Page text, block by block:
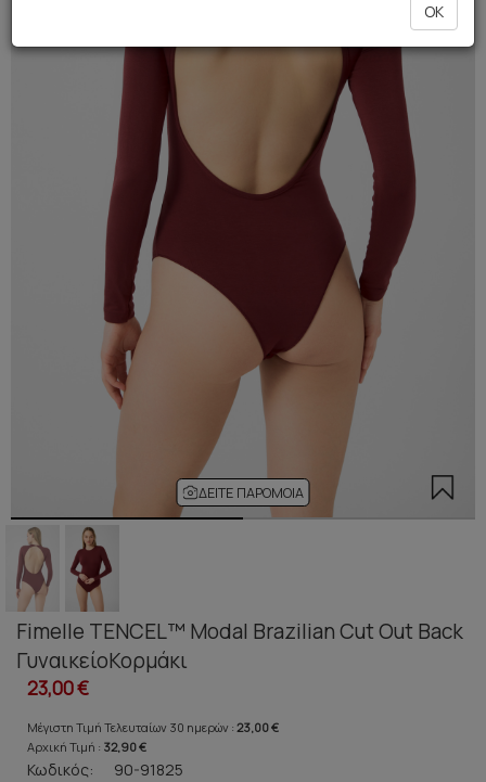
ΔΕΊΤΕ ΠΑΡΌΜΟΙΑ
Fimelle TENCEL™ Modal Brazilian Cut Out Back
ΓυναικείοΚορμάκι
23,00 €
Μέγιστη Τιμή Τελευταίων 30 ημερών : 23,00 €
Αρχική Τιμή : 32,90 €
Κωδικός:
90-91825
OK